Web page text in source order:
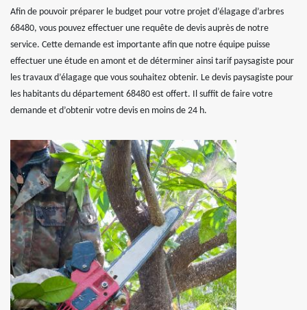
Afin de pouvoir préparer le budget pour votre projet d’élagage d’arbres
68480, vous pouvez effectuer une requête de devis auprès de notre
service. Cette demande est importante afin que notre équipe puisse
effectuer une étude en amont et de déterminer ainsi tarif paysagiste pour
les travaux d’élagage que vous souhaitez obtenir. Le devis paysagiste pour
les habitants du département 68480 est offert. Il suffit de faire votre
demande et d’obtenir votre devis en moins de 24 h.